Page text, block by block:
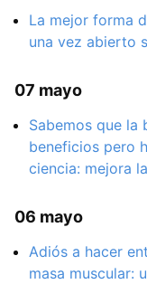
La mejor forma
una vez abierto
07 mayo
Sabemos que la
beneficios pero
ciencia: mejora
06 mayo
Adiós a hacer
masa muscular: